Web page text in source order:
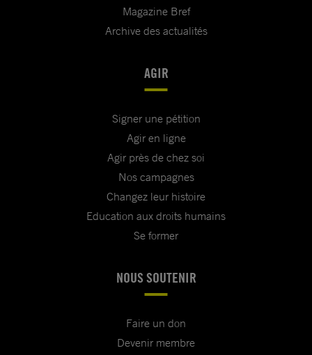
Magazine Bref
Archive des actualités
AGIR
Signer une pétition
Agir en ligne
Agir près de chez soi
Nos campagnes
Changez leur histoire
Education aux droits humains
Se former
NOUS SOUTENIR
Faire un don
Devenir membre